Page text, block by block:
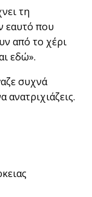
τη
εαυτό που
από το χέρι
εδώ».
συχνά